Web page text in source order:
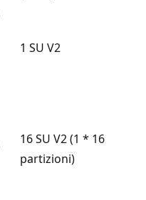
1 SU V2
16 SU V2 (1 * 16
partizioni)